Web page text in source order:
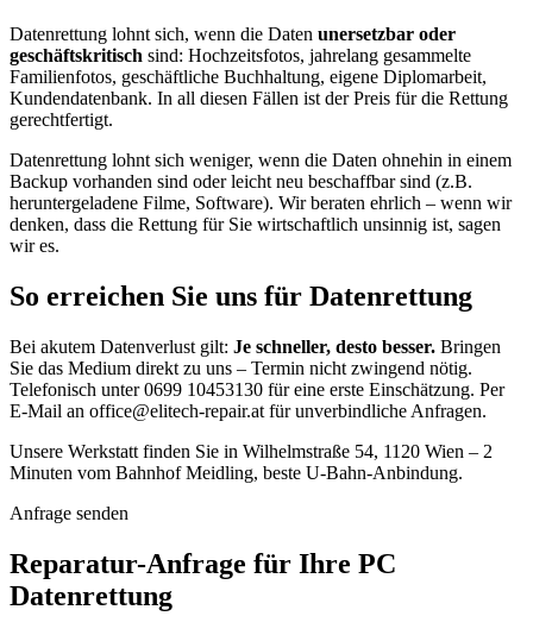
Datenrettung lohnt sich, wenn die Daten unersetzbar oder
geschäftskritisch sind: Hochzeitsfotos, jahrelang gesammelte
Familienfotos, geschäftliche Buchhaltung, eigene Diplomarbeit,
Kundendatenbank. In all diesen Fällen ist der Preis für die Rettung
gerechtfertigt.
Datenrettung lohnt sich weniger, wenn die Daten ohnehin in einem
Backup vorhanden sind oder leicht neu beschaffbar sind (z.B.
heruntergeladene Filme, Software). Wir beraten ehrlich – wenn wir
denken, dass die Rettung für Sie wirtschaftlich unsinnig ist, sagen
wir es.
So erreichen Sie uns für Datenrettung
Bei akutem Datenverlust gilt: Je schneller, desto besser. Bringen
Sie das Medium direkt zu uns – Termin nicht zwingend nötig.
Telefonisch unter 0699 10453130 für eine erste Einschätzung. Per
E-Mail an office@elitech-repair.at für unverbindliche Anfragen.
Unsere Werkstatt finden Sie in Wilhelmstraße 54, 1120 Wien – 2
Minuten vom Bahnhof Meidling, beste U-Bahn-Anbindung.
Anfrage senden
Reparatur-Anfrage für Ihre PC
Datenrettung